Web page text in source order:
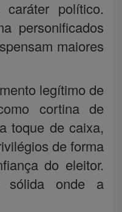
político.
personificados
maiores
legítimo de
cortina de
toque de caixa,
de forma
do eleitor.
sólida onde a